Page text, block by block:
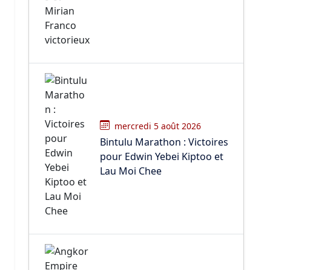
mercredi 5 août 2026
Bintulu Marathon : Victoires
pour Edwin Yebei Kiptoo et
Lau Moi Chee